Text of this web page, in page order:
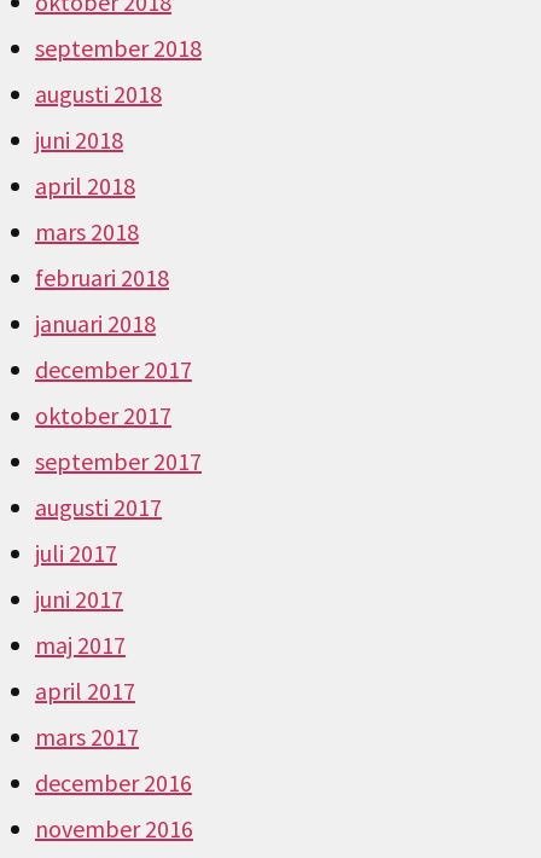
september 2018
augusti 2018
juni 2018
april 2018
mars 2018
februari 2018
januari 2018
december 2017
oktober 2017
september 2017
augusti 2017
juli 2017
juni 2017
maj 2017
april 2017
mars 2017
december 2016
november 2016